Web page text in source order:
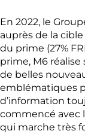
En 2022, le
auprès de la
du prime (27%
prime, M6 réalise
de belles
emblématiques
d’information
commencé avec
qui marche très